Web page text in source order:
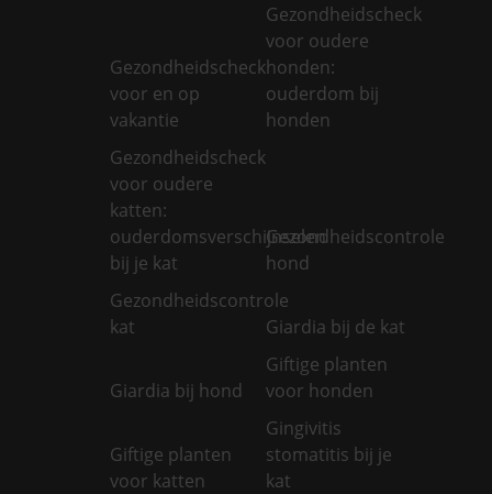
Gezondheidscheck
voor en op
vakantie
Gezondheidscheck
voor oudere
honden:
ouderdom bij
honden
Gezondheidscheck
voor oudere
katten:
ouderdomsverschijnselen
bij je kat
Gezondheidscontrole
hond
Gezondheidscontrole
kat
Giardia bij de kat
Giardia bij hond
Giftige planten
voor honden
Giftige planten
voor katten
Gingivitis
stomatitis bij je
kat